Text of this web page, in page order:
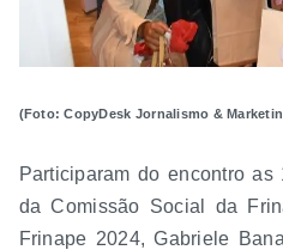
(Foto: CopyDesk Jornalismo &
Participaram do encontro
da Comissão Social da
Frinape 2024, Gabriele